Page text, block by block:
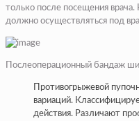
только после посещения
должно осуществляться под
Послеоперационный бандаж
Противогрыжевой
вариаций.
действия. Различают